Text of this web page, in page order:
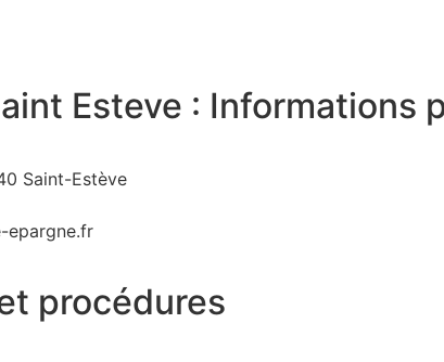
Esteve :
Saint-Estève
epargne.fr
procédures